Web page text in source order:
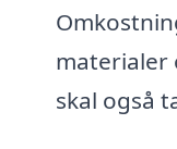
materialer
skal også